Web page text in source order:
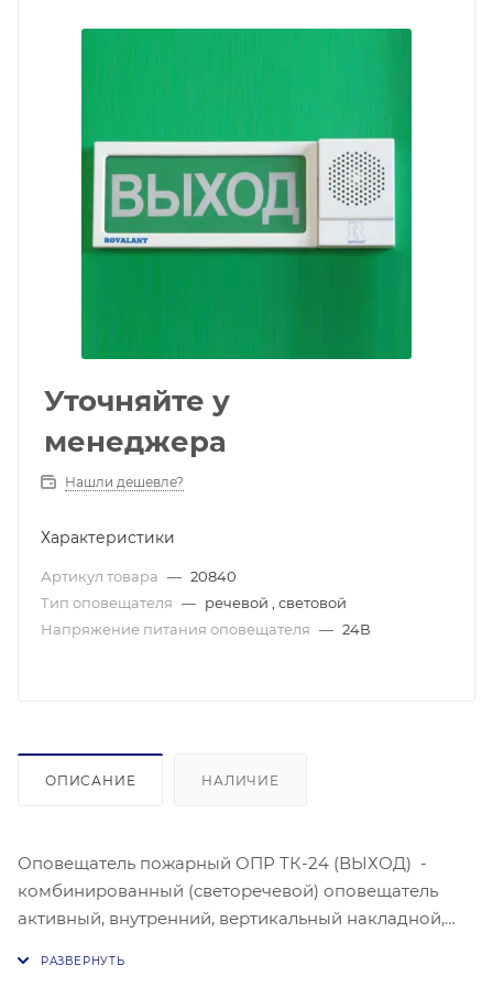
Уточняйте у
менеджера
Нашли дешевле?
Характеристики
Артикул товара — 20840
Тип оповещателя — речевой , световой
Напряжение питания оповещателя — 24В
ОПИСАНИЕ НАЛИЧИЕ
Оповещатель пожарный ОПР ТК-24 (ВЫХОД) -
комбинированный (светоречевой) оповещатель
активный, внутренний, вертикальный накладной,